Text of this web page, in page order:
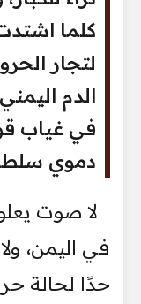
كلما
لتجار
الدم
في غياب
دموي
لا صوت
في اليمن،
حدًا لحالة